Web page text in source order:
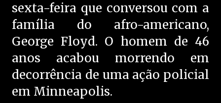
sexta-feira que conversou com a
família do afro-americano,
George Floyd. O homem de 46
anos acabou morrendo em
decorrência de uma ação policial
em Minneapolis.